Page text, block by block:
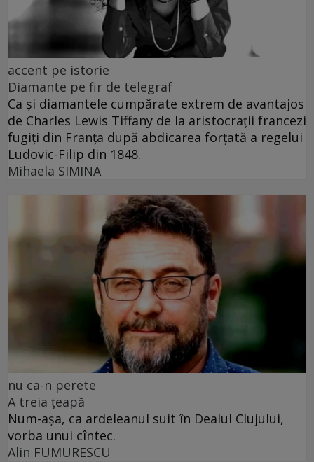
accent pe istorie
Diamante pe fir de telegraf
Ca și diamantele cumpărate extrem de avantajos
de Charles Lewis Tiffany de la aristocrații francezi
fugiți din Franța după abdicarea forțată a regelui
Ludovic-Filip din 1848.
Mihaela SIMINA
nu ca-n perete
A treia țeapă
Num-așa, ca ardeleanul suit în Dealul Clujului,
vorba unui cîntec.
Alin FUMURESCU